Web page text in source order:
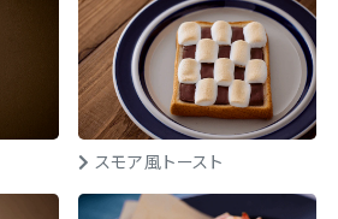
スモア風トースト